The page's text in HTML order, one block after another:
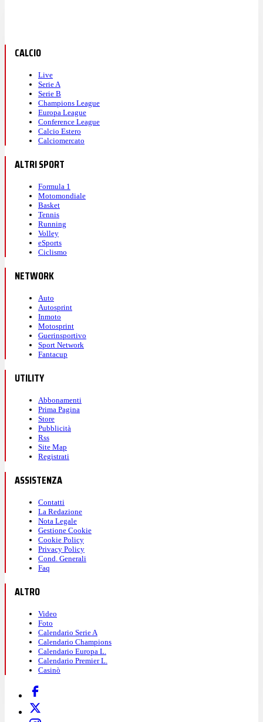
CALCIO
Live
Serie A
Serie B
Champions League
Europa League
Conference League
Calcio Estero
Calciomercato
ALTRI SPORT
Formula 1
Motomondiale
Basket
Tennis
Running
Volley
eSports
Ciclismo
NETWORK
Auto
Autosprint
Inmoto
Motosprint
Guerinsportivo
Sport Network
Fantacup
UTILITY
Abbonamenti
Prima Pagina
Store
Pubblicità
Rss
Site Map
Registrati
ASSISTENZA
Contatti
La Redazione
Nota Legale
Gestione Cookie
Cookie Policy
Privacy Policy
Cond. Generali
Faq
ALTRO
Video
Foto
Calendario Serie A
Calendario Champions
Calendario Europa L.
Calendario Premier L.
Casinò